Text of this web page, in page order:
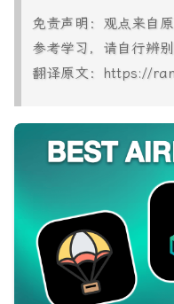
免责声明：观点来自
参考学习，请自行辨
翻译原文：https://